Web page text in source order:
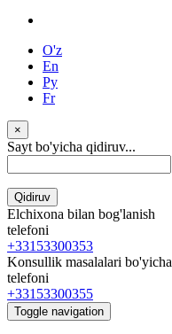
O'z
En
Ру
Fr
×
Sayt bo'yicha qidiruv...
Qidiruv
Elchixona bilan bog'lanish
telefoni
+33153300353
Konsullik masalalari bo'yicha
telefoni
+33153300355
Toggle navigation